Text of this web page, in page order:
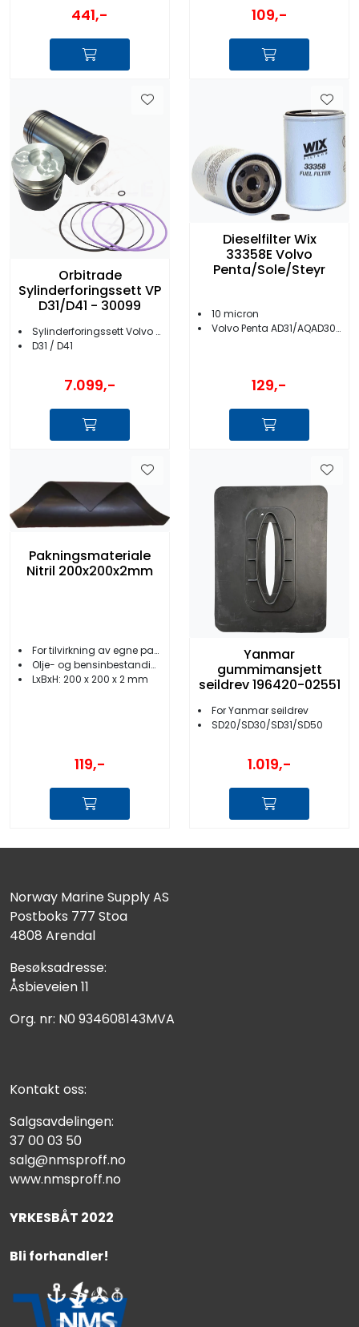
441,- 109,-
Orbitrade
Sylinderforingssett VP
D31/D41 - 30099
Sylinderforingssett Volvo Penta
D31 / D41
7.099,-
Dieselfilter Wix
33358E Volvo
Penta/Sole/Steyr
10 micron
Volvo Penta AD31/AQAD30/31/AQD70/D30/KAD32/MD/TAMD m.fl.
129,-
Pakningsmateriale
Nitril 200x200x2mm
For tilvirkning av egne pakninger
Olje- og bensinbestandig nitril
LxBxH: 200 x 200 x 2 mm
119,-
Yanmar
gummimansjett
seildrev 196420-02551
For Yanmar seildrev
SD20/SD30/SD31/SD50
1.019,-
Norway Marine Supply AS
Postboks 777 Stoa
4808 Arendal
Besøksadresse:
Åsbieveien 11
Org. nr: N0 934608143MVA
Kontakt oss:
Salgsavdelingen:
37 00 03 50
salg@nmsproff.no
www.nmsproff.no
YRKESBÅT 2022
Bli forhandler!